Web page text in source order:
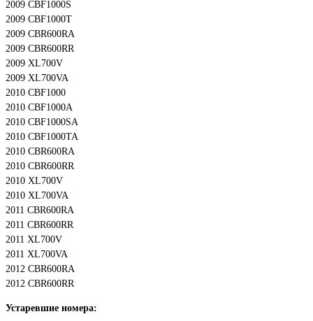
2009 CBF1000S
2009 CBF1000T
2009 CBR600RA
2009 CBR600RR
2009 XL700V
2009 XL700VA
2010 CBF1000
2010 CBF1000A
2010 CBF1000SA
2010 CBF1000TA
2010 CBR600RA
2010 CBR600RR
2010 XL700V
2010 XL700VA
2011 CBR600RA
2011 CBR600RR
2011 XL700V
2011 XL700VA
2012 CBR600RA
2012 CBR600RR
Устаревшие номера: